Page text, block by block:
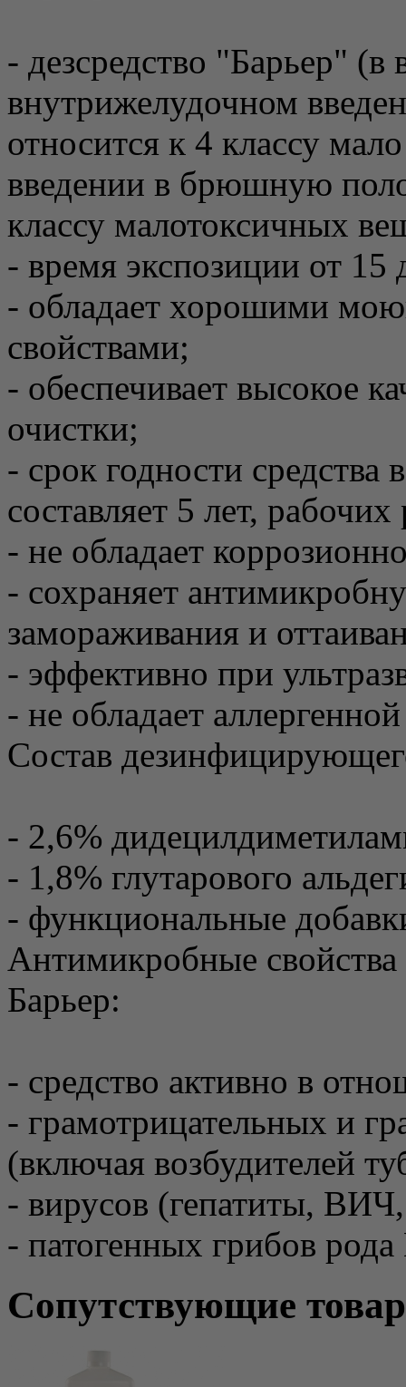
- дезсредство "Барьер" (в
внутрижелудочном
относится к 4 классу
введении в брюшную
классу малотоксичных
- время экспозиции от
- обладает хорошими
свойствами;
- обеспечивает высокое
очистки;
- срок годности средства
составляет 5 лет,
- не обладает
- сохраняет
замораживания и
- эффективно при
- не обладает
Состав
- 2,6%
- 1,8% глутарового
- функциональные
Антимикробные
Барьер:
- средство активно в
- грамотрицательных и
(включая возбудителей
- вирусов (гепатиты,
- патогенных грибов
Сопутствующие